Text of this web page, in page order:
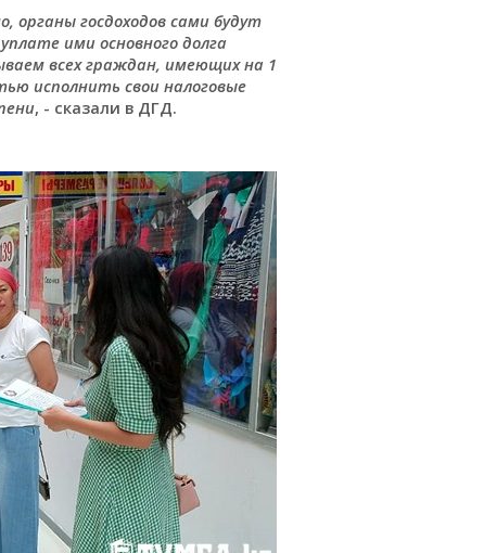
органы госдоходов сами будут
ими основного долга
всех граждан, имеющих на 1
исполнить свои налоговые
, - сказали в ДГД.